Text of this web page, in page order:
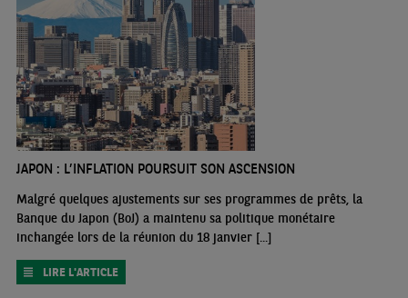
JAPON : L’INFLATION POURSUIT SON ASCENSION
Malgré quelques ajustements sur ses programmes de prêts, la
Banque du Japon (BoJ) a maintenu sa politique monétaire
inchangée lors de la réunion du 18 janvier [...]
LIRE L'ARTICLE